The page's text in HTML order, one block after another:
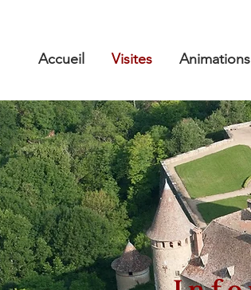
Accueil Visites Animations